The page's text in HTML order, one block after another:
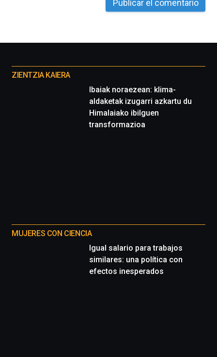
proyectos
ZIENTZIA KAIERA
Ibaiak noraezean: klima-
aldaketak izugarri azkartu du
Himalaiako ibilguen
transformazioa
MUJERES CON CIENCIA
Igual salario para trabajos
similares: una política con
efectos inesperados